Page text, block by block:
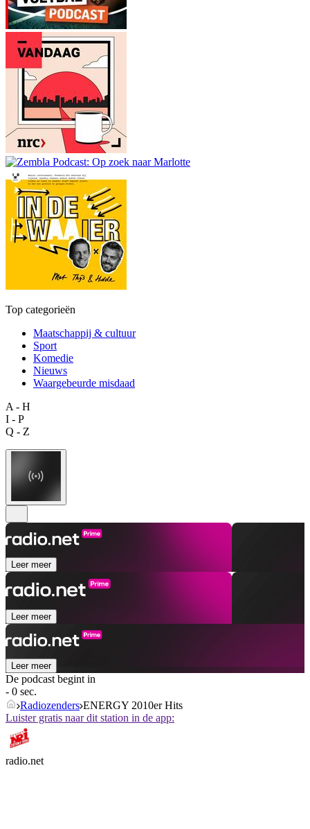
Top categorieën
Maatschappij & cultuur
Sport
Komedie
Nieuws
Waargebeurde misdaad
A - H
I - P
Q - Z
Leer meer
Leer meer
Leer meer
De podcast begint in
- 0 sec.
Radiozenders ENERGY 2010er Hits
Luister gratis naar dit station in de app:
radio.net